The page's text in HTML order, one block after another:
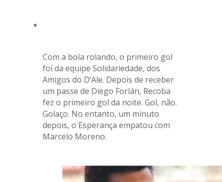
Com a bola rolando, o primeiro gol
foi da equipe Solidariedade, dos
Amigos do D’Ale. Depois de receber
um passe de Diego Forlán, Recoba
fez o primeiro gol da noite. Gol, não.
Golaço. No entanto, um minuto
depois, o Esperança empatou com
Marcelo Moreno.